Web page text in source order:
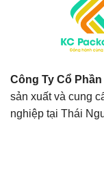
Công Ty Cổ
sản xuất và cung
nghiệp tại Thái